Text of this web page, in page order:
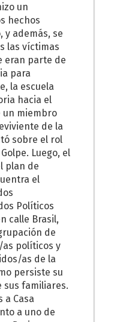
un
hechos
y además, se
las víctimas
eran parte de
para
la escuela
hacia el
un miembro
de la
sobre el rol
Luego, el
plan de
el
Políticos
calle Brasil,
de
as políticos y
as de la
persiste su
sus familiares.
a Casa
a uno de